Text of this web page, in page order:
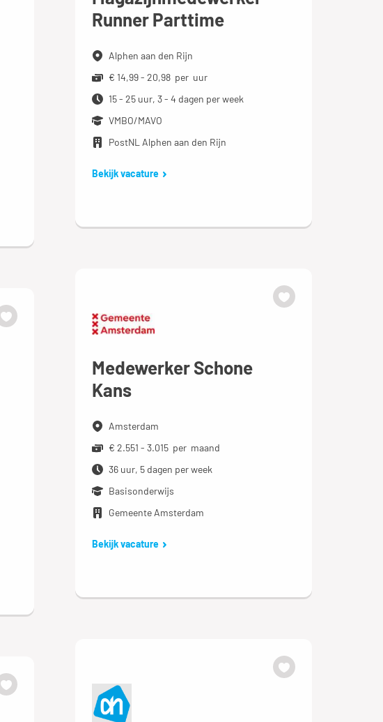
Runner Parttime
Alphen aan den Rijn
€ 14,99 - 20,98 per uur
15 - 25 uur, 3 - 4 dagen per week
VMBO/MAVO
PostNL Alphen aan den Rijn
Bekijk vacature
Medewerker Schone
Kans
Amsterdam
€ 2.551 - 3.015 per maand
36 uur, 5 dagen per week
Basisonderwijs
Gemeente Amsterdam
Bekijk vacature